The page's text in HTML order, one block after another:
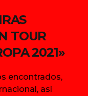
TOUR
2021»
encontrados,
así